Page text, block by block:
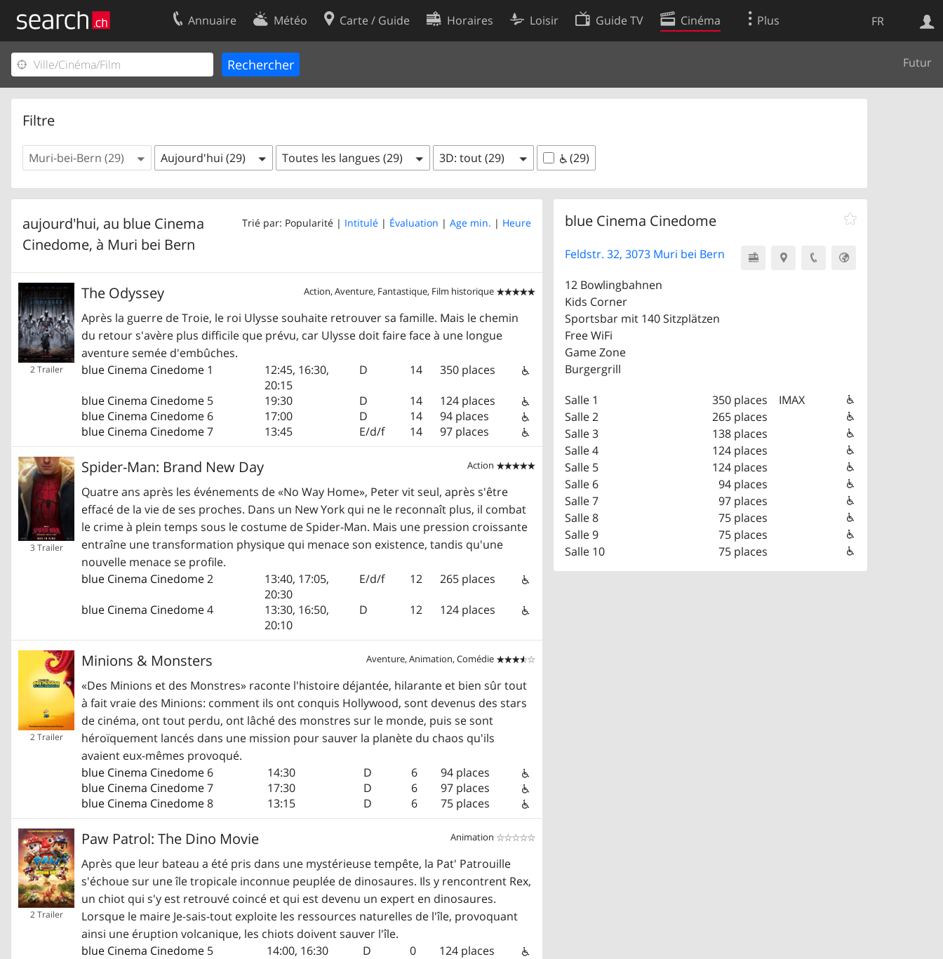
FR
Annuaire Météo Carte / Guide Horaires Loisir Guide TV Cinéma Plus
Futur
Filtre
Muri-bei-Bern (29) Aujourd'hui (29) Toutes les langues (29) 3D: tout (29) (29)
Trié par: Popularité | Intitulé | Évaluation | Age min. | Heure
aujourd'hui, au blue Cinema
Cinedome, à Muri bei Bern
Action, Aventure, Fantastique, Film historique 

2 Trailer
The Odyssey
Après la guerre de Troie, le roi Ulysse souhaite retrouver sa famille. Mais le chemin
du retour s'avère plus difficile que prévu, car Ulysse doit faire face à une longue
aventure semée d'embûches.
blue Cinema Cinedome 1 12:45, 16:30,
20:15
D 14
350 places
blue Cinema Cinedome 5 19:30 D 14
124 places
blue Cinema Cinedome 6 17:00 D 14
94 places
blue Cinema Cinedome7 13:45 E/d/f 14 97 places
Action 

3 Trailer
Spider-Man: Brand New Day
Quatre ans après les événements de «No Way Home», Peter vit seul, après s'être
effacé de la vie de ses proches. Dans un New York qui ne le reconnaît plus, il combat
le crime à plein temps sous le costume de Spider-Man. Mais une pression croissante
entraîne une transformation physique qui menace son existence, tandis qu'une
nouvelle menace se profile.
blue Cinema Cinedome2 13:40, 17:05,
20:30
E/d/f 12
265 places
blue Cinema Cinedome4 13:30, 16:50,
20:10
D 12 124 places
Aventure, Animation, Comédie 

2 Trailer
Minions & Monsters
«Des Minions et des Monstres» raconte l'histoire déjantée, hilarante et bien sûr tout
à fait vraie des Minions: comment ils ont conquis Hollywood, sont devenus des stars
de cinéma, ont tout perdu, ont lâché des monstres sur le monde, puis se sont
héroïquement lancés dans une mission pour sauver la planète du chaos qu'ils
avaient eux-mêmes provoqué.
blue Cinema Cinedome 6 14:30 D 6
94 places
blue Cinema Cinedome7 17:30 D 6
97 places
blue Cinema Cinedome8 13:15 D 6 75 places
Animation 

2 Trailer
Paw Patrol: The Dino Movie
Après que leur bateau a été pris dans une mystérieuse tempête, la Pat' Patrouille
s'échoue sur une île tropicale inconnue peuplée de dinosaures. Ils y rencontrent Rex,
un chiot qui s'y est retrouvé coincé et qui est devenu un expert en dinosaures.
Lorsque le maire Je-sais-tout exploite les ressources naturelles de l'île, provoquant
ainsi une éruption volcanique, les chiots doivent sauver l'île.
blue Cinema Cinedome 5 14:00, 16:30 D 0 124 places
blue Cinema Cinedome
Feldstr. 32, 3073 Muri bei Bern
12 Bowlingbahnen
Kids Corner
Sportsbar mit 140 Sitzplätzen
Free WiFi
Game Zone
Burgergrill
Salle 1
350 places
IMAX
Salle 2
265 places
Salle 3
138 places
Salle 4
124 places
Salle 5
124 places
Salle 6
94 places
Salle 7
97 places
Salle 8
75 places
Salle 9
75 places
Salle 10
75 places
Votre inscription
Centre clients
Contact
Conditions d’utilisation
Préférences de cookies